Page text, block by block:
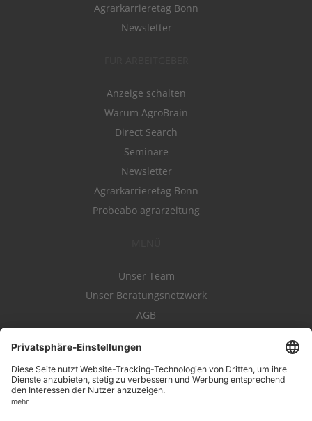
Agrarkarrieretag Bonn
Newsletter
Anzeige schalten
Warum AgroBrain
Direct Search
Seminare
Newsletter
Agrarkarrieretag Bonn
Probeabo agrarzeitung
Unser Team
Unser Beratungsnetzwerk
AGB
Datenschutz
Impressum
Kontakt